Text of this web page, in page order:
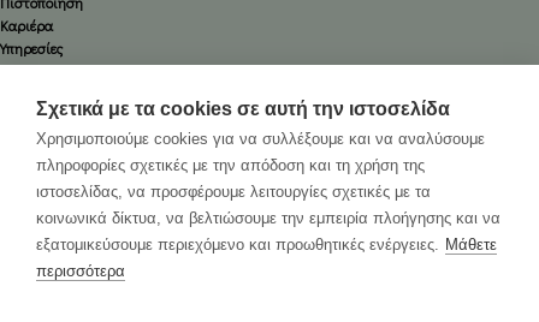
Καριέρα
Υπηρεσίες
Αεροπορικές
Εκθέσεων
Logistics
Εκτελωνισμοί
Ασφάλειες
Επικοινωνία
Σχετικά με τα cookies σε αυτή την ιστοσελίδα
Χρησιμοποιούμε cookies για να συλλέξουμε και να αναλύσουμε
πληροφορίες σχετικές με την απόδοση και τη χρήση της
ιστοσελίδας, να προσφέρουμε λειτουργίες σχετικές με τα
κοινωνικά δίκτυα, να βελτιώσουμε την εμπειρία πλοήγησης και να
εξατομικεύσουμε περιεχόμενο και προωθητικές ενέργειες. Μάθετε
περισσότερα